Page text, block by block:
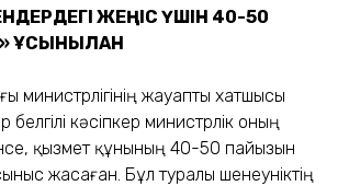
ЖЕҢІС ҮШІН 40-50
ҰСЫНЫЛҒАН
министрлігінің жауапты хатшысы
белгілі кәсіпкер министрлік оның
қызмет құнының 40-50 пайызын
жасаған. Бұл туралы шенеуніктің